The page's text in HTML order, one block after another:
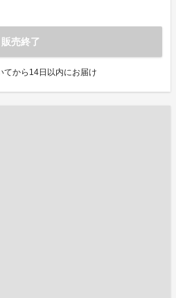
販売終了
てから14日以内にお届け